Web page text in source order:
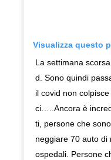
Visualizza questo
La settimana
d. Sono quindi
il covid non
ci…..Ancora è
ti, persone che
neggiare 70 auto di
ospedali. Persone